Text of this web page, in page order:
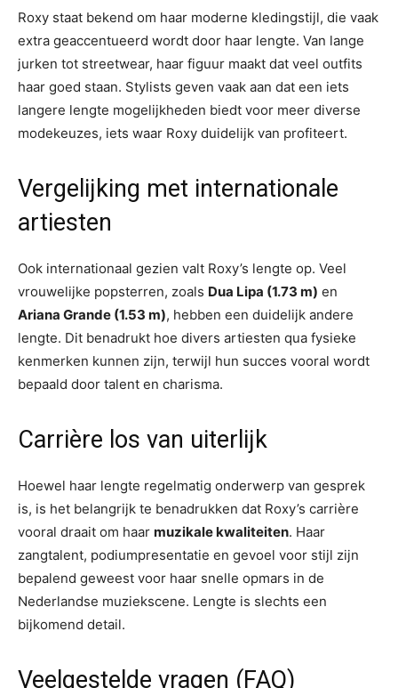
Roxy staat bekend om haar moderne kledingstijl, die vaak
extra geaccentueerd wordt door haar lengte. Van lange
jurken tot streetwear, haar figuur maakt dat veel outfits
haar goed staan. Stylists geven vaak aan dat een iets
langere lengte mogelijkheden biedt voor meer diverse
modekeuzes, iets waar Roxy duidelijk van profiteert.
Vergelijking met internationale
artiesten
Ook internationaal gezien valt Roxy’s lengte op. Veel
vrouwelijke popsterren, zoals Dua Lipa (1.73 m) en
Ariana Grande (1.53 m), hebben een duidelijk andere
lengte. Dit benadrukt hoe divers artiesten qua fysieke
kenmerken kunnen zijn, terwijl hun succes vooral wordt
bepaald door talent en charisma.
Carrière los van uiterlijk
Hoewel haar lengte regelmatig onderwerp van gesprek
is, is het belangrijk te benadrukken dat Roxy’s carrière
vooral draait om haar muzikale kwaliteiten. Haar
zangtalent, podiumpresentatie en gevoel voor stijl zijn
bepalend geweest voor haar snelle opmars in de
Nederlandse muziekscene. Lengte is slechts een
bijkomend detail.
Veelgestelde vragen (FAQ)